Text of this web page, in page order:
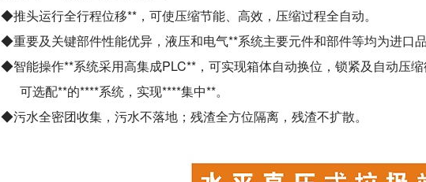
◆推头运行全行程位移**，可使压缩节能、高效，压缩过程全自动。
◆重要及关键部件性能优异，液压和电气**系统主要元件和部件等均为进口
◆智能操作**系统采用高集成PLC**，可实现箱体自动换位，锁紧及自动压
可选配**的****系统，实现****集中**。
◆污水全密团收集，污水不落地；残渣全方位隔离，残渣不扩散。